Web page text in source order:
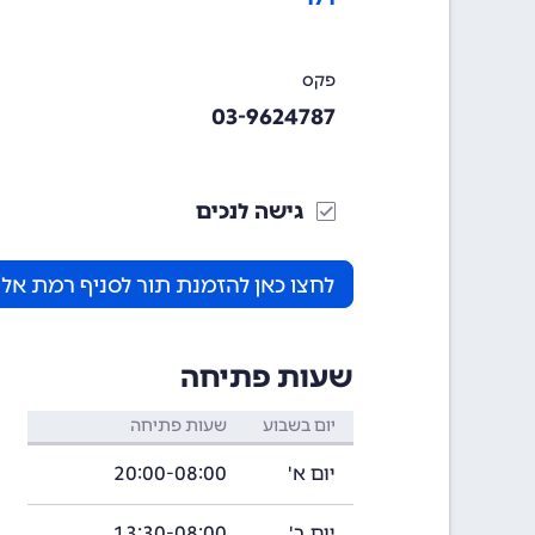
פקס
03-9624787
גישה לנכים
לחצו כאן להזמנת תור לסניף רמת
שעות פתיחה
יום בשבוע שעות פתיחה
יום א' 20:00-08:00